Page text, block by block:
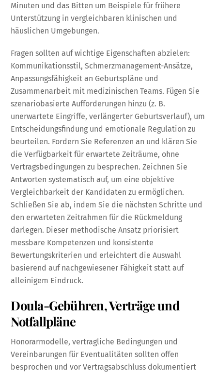
Minuten und das Bitten um Beispiele für frühere
Unterstützung in vergleichbaren klinischen und
häuslichen Umgebungen.
Fragen sollten auf wichtige Eigenschaften abzielen:
Kommunikationsstil, Schmerzmanagement-Ansätze,
Anpassungsfähigkeit an Geburtspläne und
Zusammenarbeit mit medizinischen Teams. Fügen Sie
szenariobasierte Aufforderungen hinzu (z. B.
unerwartete Eingriffe, verlängerter Geburtsverlauf), um
Entscheidungsfindung und emotionale Regulation zu
beurteilen. Fordern Sie Referenzen an und klären Sie
die Verfügbarkeit für erwartete Zeiträume, ohne
Vertragsbedingungen zu besprechen. Zeichnen Sie
Antworten systematisch auf, um eine objektive
Vergleichbarkeit der Kandidaten zu ermöglichen.
Schließen Sie ab, indem Sie die nächsten Schritte und
den erwarteten Zeitrahmen für die Rückmeldung
darlegen. Dieser methodische Ansatz priorisiert
messbare Kompetenzen und konsistente
Bewertungskriterien und erleichtert die Auswahl
basierend auf nachgewiesener Fähigkeit statt auf
alleinigem Eindruck.
Doula-Gebühren, Verträge und
Notfallpläne
Honorarmodelle, vertragliche Bedingungen und
Vereinbarungen für Eventualitäten sollten offen
besprochen und vor Vertragsabschluss dokumentiert